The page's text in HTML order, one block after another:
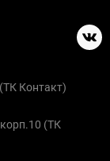
Контакт)
(ТК